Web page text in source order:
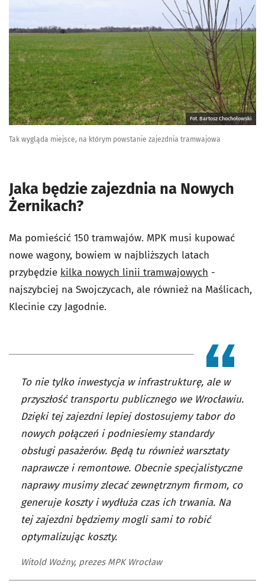
Fot. Bartosz Chochołowski
Tak wygląda miejsce, na którym powstanie zajezdnia tramwajowa
Jaka będzie zajezdnia na Nowych
Żernikach?
Ma pomieścić 150 tramwajów. MPK musi kupować
nowe wagony, bowiem w najbliższych latach
przybędzie kilka nowych linii tramwajowych -
najszybciej na Swojczycach, ale również na Maślicach,
Klecinie czy Jagodnie.
To nie tylko inwestycja w infrastrukturę, ale w
przyszłość transportu publicznego we Wrocławiu.
Dzięki tej zajezdni lepiej dostosujemy tabor do
nowych połączeń i podniesiemy standardy
obsługi pasażerów. Będą tu również warsztaty
naprawcze i remontowe. Obecnie specjalistyczne
naprawy musimy zlecać zewnętrznym firmom, co
generuje koszty i wydłuża czas ich trwania. Na
tej zajezdni będziemy mogli sami to robić
optymalizując koszty.
Witold Woźny, prezes MPK Wrocław